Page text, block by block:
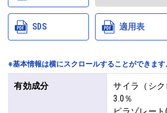
SDS 適用表
※基本情報は横にスクロールすることができます
有効成分
サイラ（シク
3.0％